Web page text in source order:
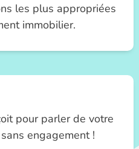
les plus appropriées
immobilier.
pour parler de votre
engagement !